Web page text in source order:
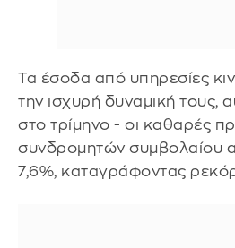
Τα έσοδα από υπηρεσίες
την ισχυρή δυναμική τους,
στο τρίμηνο - οι καθαρές
συνδρομητών συμβολαίου
7,6%, καταγράφοντας